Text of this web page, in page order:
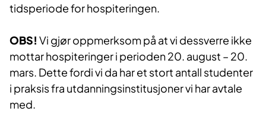
tidsperiode for hospiteringen.
OBS! Vi gjør oppmerksom på at vi dessverre ikke
mottar hospiteringer i perioden 20. august – 20.
mars. Dette fordi vi da har et stort antall studenter
i praksis fra utdanningsinstitusjoner vi har avtale
med.